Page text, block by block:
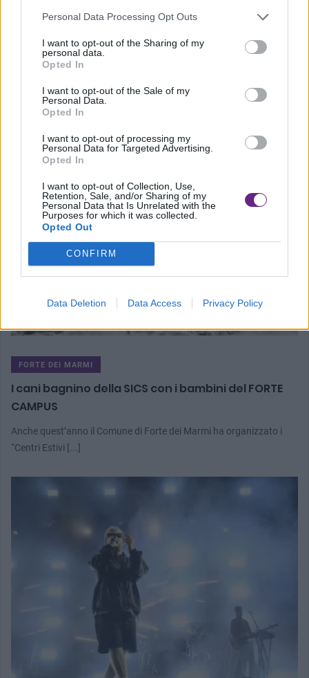
Personal Data Processing Opt Outs
I want to opt-out of the Sharing of my
personal data.
Opted In
I want to opt-out of the Sale of my
Personal Data.
Opted In
I want to opt-out of processing my
Personal Data for Targeted Advertising.
Opted In
I want to opt-out of Collection, Use,
Retention, Sale, and/or Sharing of my
Personal Data that Is Unrelated with the
Purposes for which it was collected.
Opted Out
CONFIRM
Data Deletion Data Access Privacy Policy
al Forum Internazionale della Formazione
edizione che si [...]
FORTE DEI MARMI
I cani bagnino della SICS con i bambini del FORTE
CAMPUS
Anche quest’anno il Comune di Forte dei Marmi ha organizzato i
“Centri Estivi [...]